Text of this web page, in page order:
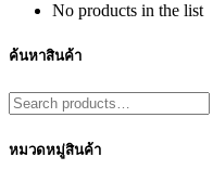
No products in the list
ค้นหาสินค้า
Search
for:
หมวดหมู่สินค้า